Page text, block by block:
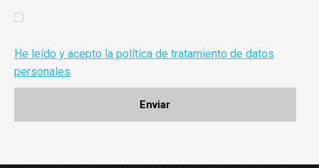
He leído y acepto la política de tratamiento de datos
personales